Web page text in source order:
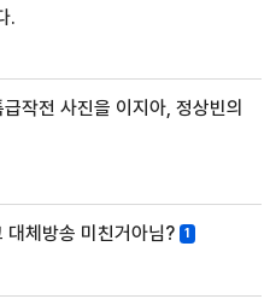
.
작전 사진을 이지아, 정상빈의
체방송 미친거아님? 1